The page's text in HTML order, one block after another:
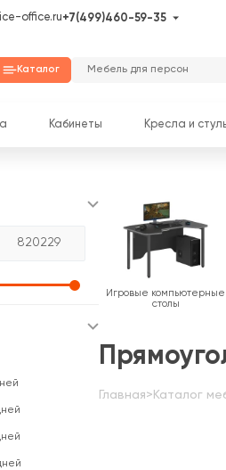
office.ru+7(499)460-59-35
Каталог
Кабинеты Кресла и
Главная> Каталог
Игровые компьютерные
столы